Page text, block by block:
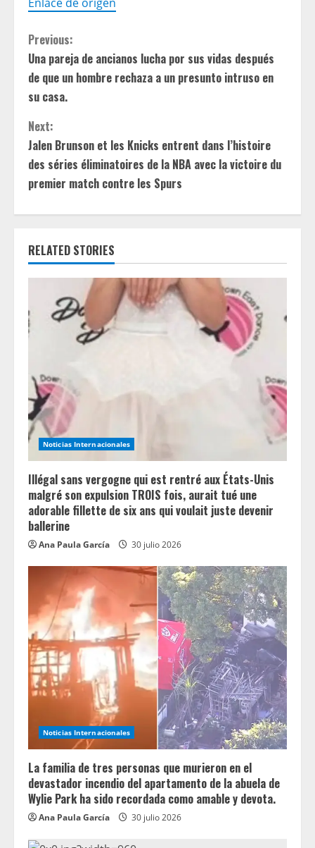
C
o
n
t
i
n
u
e
R
e
a
d
i
n
g
Previous:
Una pareja de ancianos lucha por sus vidas después
de que un hombre rechaza a un presunto intruso en
su casa.
Next:
Jalen Brunson et les Knicks entrent dans l’histoire
des séries éliminatoires de la NBA avec la victoire du
premier match contre les Spurs
RELATED STORIES
Noticias Internacionales
Illégal sans vergogne qui est rentré aux États-Unis
malgré son expulsion TROIS fois, aurait tué une
adorable fillette de six ans qui voulait juste devenir
ballerine
Ana Paula García 30 julio 2026
Noticias Internacionales
La familia de tres personas que murieron en el
devastador incendio del apartamento de la abuela de
Wylie Park ha sido recordada como amable y devota.
Ana Paula García 30 julio 2026